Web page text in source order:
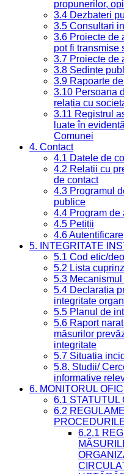
propunerilor,
3.4 Dezbateri
3.5 Consultari
3.6 Proiecte de
pot fi transmise
3.7 Proiecte de
3.8 Ședințe
3.9 Rapoarte
3.10 Persoana
relația cu
3.11 Registrul
luate în
Comunei
4. Contact
4.1 Datele de
4.2 Relații cu
de contact
4.3 Programul
publice
4.4 Program de
4.5 Petiții
4.6 Autentificare
5. INTEGRITATE
5.1 Cod etic/
5.2 Lista
5.3
5.4 Declarația
integritate
5.5 Planul de
5.6 Raport
măsurilor
integritate
5.7 Situația
5.8. Studii/
informative
6. MONITORUL
6.1 STATUTUL
6.2
6.2.1